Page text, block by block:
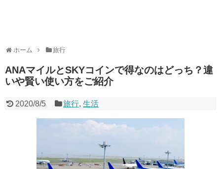
ホーム 旅行
ANAマイルとSKYコインで得なのはどっち？違
いや賢い使い方をご紹介
2020/8/5 旅行,生活